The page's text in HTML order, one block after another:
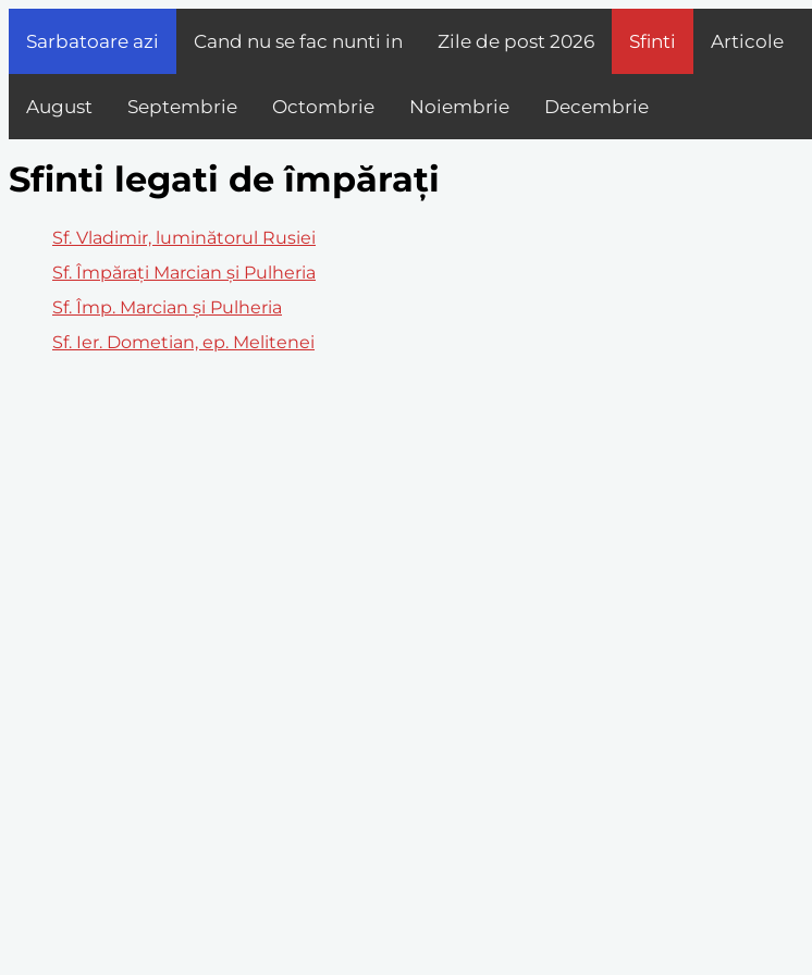
Sarbatoare azi Cand nu se fac nunti in Zile de post 2026 Sfinti Articole
August Septembrie Octombrie Noiembrie Decembrie
Sfinti legati de împărați
Sf. Vladimir, luminătorul Rusiei
Sf. Împăraţi Marcian şi Pulheria
Sf. Împ. Marcian și Pulheria
Sf. Ier. Dometian, ep. Melitenei